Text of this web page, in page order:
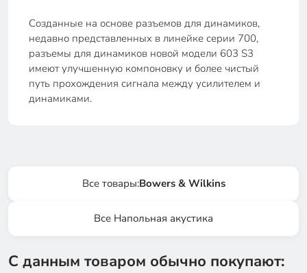
Созданные на основе разъемов для динамиков,
недавно представленных в линейке серии 700,
разъемы для динамиков новой модели 603 S3
имеют улучшенную компоновку и более чистый
путь прохождения сигнала между усилителем и
динамиками.
Все товары:Bowers & Wilkins
Все Напольная акустика
С данным товаром обычно покупают: